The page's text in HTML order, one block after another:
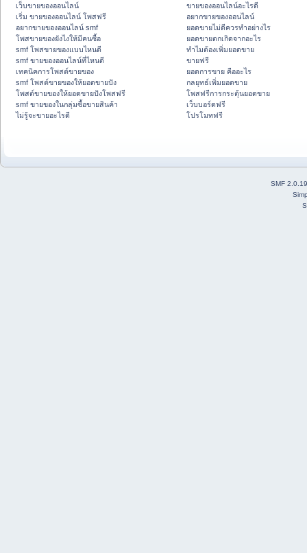
เว็บขายของออนไลน์
เริ่ม ขายของออนไลน์ โพสฟรี
อยากขายของออนไลน์ smf
โพสขายของยังไงให้มีคนซื้อ
smf โพสขายของแบบไหนดี
smf ขายของออนไลน์ที่ไหนดี
เทคนิคการโพสต์ขายของ
smf โพสต์ขายของให้ยอดขายปัง
โพสต์ขายของให้ยอดขายปังโพสฟรี
smf ขายของในกลุ่มซื้อขายสินค้า
ไม่รู้จะขายอะไรดี
ขายของออนไลน์อะไรดี
อยากขายของออนไลน์
ยอดขายไม่ดีควรทำอย่างไร
ยอดขายตกเกิดจากอะไร
ทำไมต้องเพิ่มยอดขาย
ขายฟรี
ยอดการขาย คืออะไร
กลยุทธ์เพิ่มยอดขาย
โพสฟรีการกระตุ้นยอดขาย
เว็บบอร์ดฟรี
โปรโมทฟรี
SMF 2.0.19